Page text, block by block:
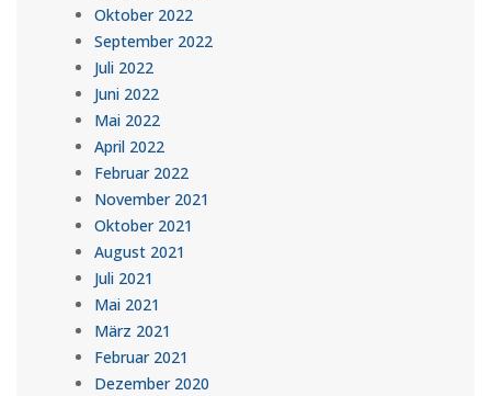
Oktober 2022
September 2022
Juli 2022
Juni 2022
Mai 2022
April 2022
Februar 2022
November 2021
Oktober 2021
August 2021
Juli 2021
Mai 2021
März 2021
Februar 2021
Dezember 2020